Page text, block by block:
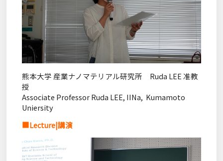
熊本大学 産業ナノマテリアル研究所 Ruda LEE 准教
授
Associate Professor Ruda LEE, IINa, Kumamoto
Uniersity
■Lecture|講演